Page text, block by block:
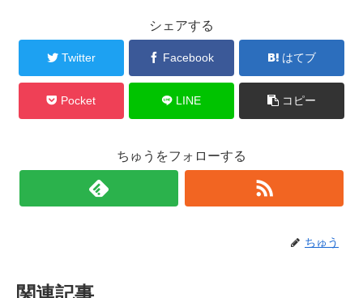
シェアする
Twitter Facebook はてブ
Pocket LINE コピー
ちゅうをフォローする
ちゅう
関連記事